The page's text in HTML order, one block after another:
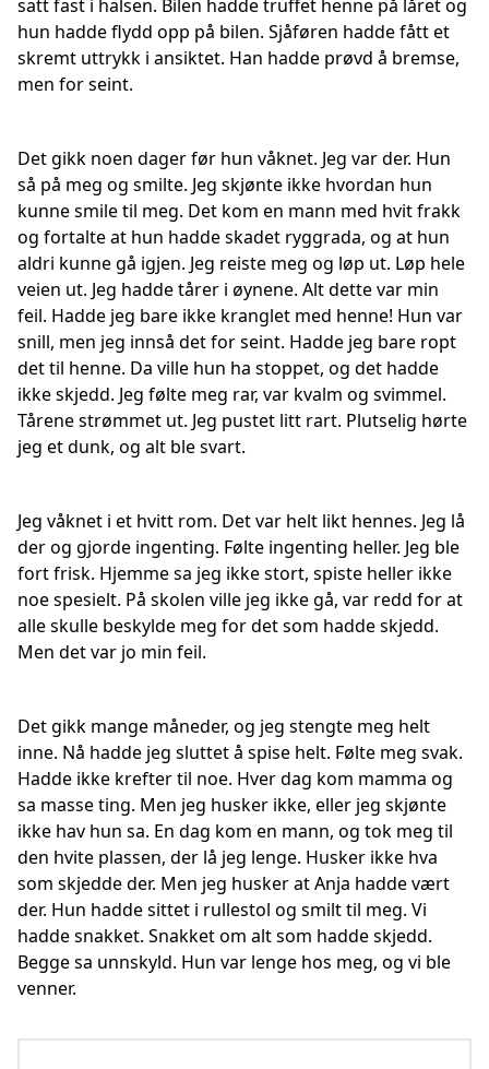
satt fast i halsen. Bilen hadde truffet henne på låret og
hun hadde flydd opp på bilen. Sjåføren hadde fått et
skremt uttrykk i ansiktet. Han hadde prøvd å bremse,
men for seint.
Det gikk noen dager før hun våknet. Jeg var der. Hun
så på meg og smilte. Jeg skjønte ikke hvordan hun
kunne smile til meg. Det kom en mann med hvit frakk
og fortalte at hun hadde skadet ryggrada, og at hun
aldri kunne gå igjen. Jeg reiste meg og løp ut. Løp hele
veien ut. Jeg hadde tårer i øynene. Alt dette var min
feil. Hadde jeg bare ikke kranglet med henne! Hun var
snill, men jeg innså det for seint. Hadde jeg bare ropt
det til henne. Da ville hun ha stoppet, og det hadde
ikke skjedd. Jeg følte meg rar, var kvalm og svimmel.
Tårene strømmet ut. Jeg pustet litt rart. Plutselig hørte
jeg et dunk, og alt ble svart.
Jeg våknet i et hvitt rom. Det var helt likt hennes. Jeg lå
der og gjorde ingenting. Følte ingenting heller. Jeg ble
fort frisk. Hjemme sa jeg ikke stort, spiste heller ikke
noe spesielt. På skolen ville jeg ikke gå, var redd for at
alle skulle beskylde meg for det som hadde skjedd.
Men det var jo min feil.
Det gikk mange måneder, og jeg stengte meg helt
inne. Nå hadde jeg sluttet å spise helt. Følte meg svak.
Hadde ikke krefter til noe. Hver dag kom mamma og
sa masse ting. Men jeg husker ikke, eller jeg skjønte
ikke hav hun sa. En dag kom en mann, og tok meg til
den hvite plassen, der lå jeg lenge. Husker ikke hva
som skjedde der. Men jeg husker at Anja hadde vært
der. Hun hadde sittet i rullestol og smilt til meg. Vi
hadde snakket. Snakket om alt som hadde skjedd.
Begge sa unnskyld. Hun var lenge hos meg, og vi ble
venner.